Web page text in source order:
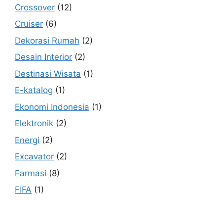
Crossover (12)
Cruiser (6)
Dekorasi Rumah (2)
Desain Interior (2)
Destinasi Wisata (1)
E-katalog (1)
Ekonomi Indonesia (1)
Elektronik (2)
Energi (2)
Excavator (2)
Farmasi (8)
FIFA (1)